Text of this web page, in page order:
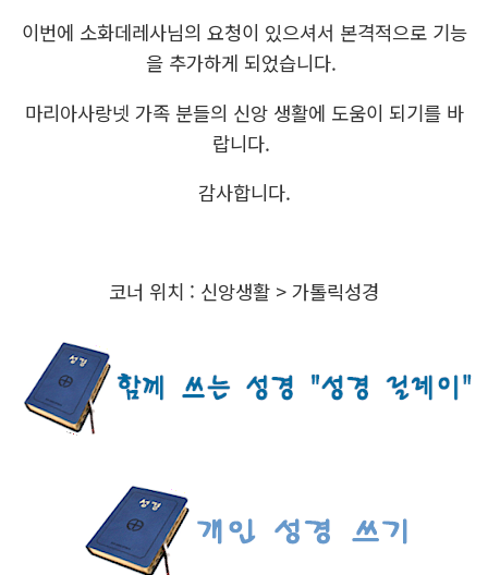
이번에 소화데레사님의 요청이 있으셔서 본격적으로 기능
을 추가하게 되었습니다.
마리아사랑넷 가족 분들의 신앙 생활에 도움이 되기를 바
랍니다.
감사합니다.
코너 위치 : 신앙생활 > 가톨릭성경